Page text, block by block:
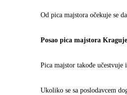
Od pica majstora očekuje se
Posao pica majstora
Pica majstor takođe
Ukoliko se sa poslodavcem